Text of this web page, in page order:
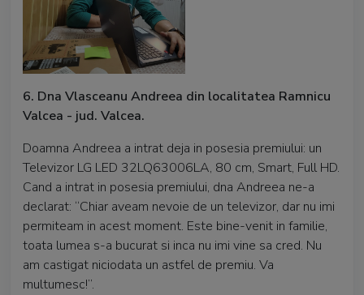
6. Dna Vlasceanu Andreea din localitatea Ramnicu
Valcea - jud. Valcea.
Doamna Andreea a intrat deja in posesia premiului: un
Televizor LG LED 32LQ63006LA, 80 cm, Smart, Full HD.
Cand a intrat in posesia premiului, dna Andreea ne-a
declarat: “Chiar aveam nevoie de un televizor, dar nu imi
permiteam in acest moment. Este bine-venit in familie,
toata lumea s-a bucurat si inca nu imi vine sa cred. Nu
am castigat niciodata un astfel de premiu. Va
multumesc!”.